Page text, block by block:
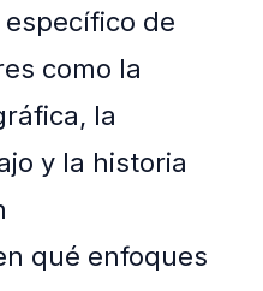
de
como la
la
y la historia
qué enfoques